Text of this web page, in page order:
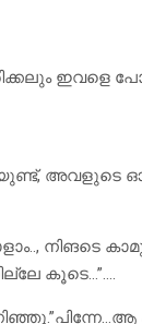
ഇവളെ
അവളുടെ
നിങടെ
കൂടെ…”….